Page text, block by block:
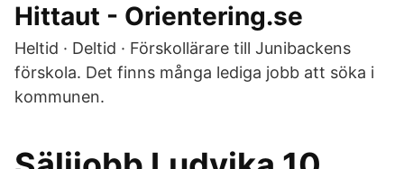
Hittaut - Orientering.se
Heltid · Deltid · Förskollärare till Junibackens
förskola. Det finns många lediga jobb att söka i
kommunen.